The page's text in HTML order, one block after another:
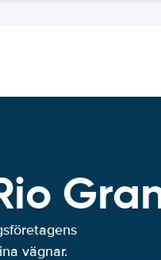
vägnar.